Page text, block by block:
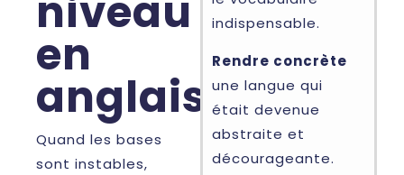
niveau
en
anglais
Quand les bases
sont instables,
indispensable.
Rendre concrète
une langue qui
était devenue
abstraite et
décourageante.